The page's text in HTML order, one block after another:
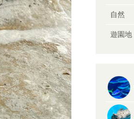
自然
遊園地